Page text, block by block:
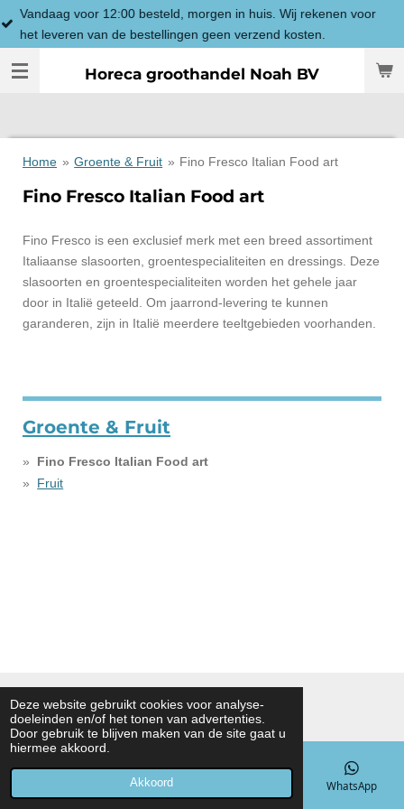
Deze website gebruikt cookies voor analyse-
doeleinden en/of het tonen van advertenties.
Door gebruik te blijven maken van de site gaat u
hiermee akkoord.
Akkoord
Ga
direct
de
Horeca groothandel Noah BV
voor 12:00 besteld, morgen in huis. Wij rekenen voor
van de bestellingen geen verzend kosten.
Home » Groente & Fruit » Fino Fresco Italian Food art
Fino Fresco Italian Food art
Fino Fresco is een exclusief merk met een breed assortiment
Italiaanse slasoorten, groentespecialiteiten en dressings. Deze
slasoorten en groentespecialiteiten worden het gehele jaar
door in Italië geteeld. Om jaarrond-levering te kunnen
garanderen, zijn in Italië meerdere teeltgebieden voorhanden.
Groente & Fruit
Fino Fresco Italian Food art
Fruit
Powered byJouwWeb
Telefoonnummer WhatsApp